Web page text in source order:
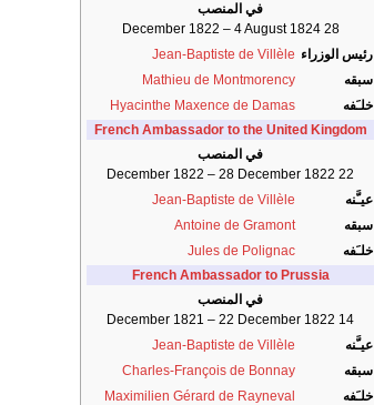
في المنصب
28 December 1822 – 4 August 1824
رئيس الوزراء Jean-Baptiste de Villèle
سبقه
Mathieu de Montmorency
خلـَفه
Hyacinthe Maxence de Damas
French Ambassador to the United Kingdom
في المنصب
22 December 1822 – 28 December 1822
عيـَّنه
Jean-Baptiste de Villèle
سبقه
Antoine de Gramont
خلـَفه
Jules de Polignac
French Ambassador to Prussia
في المنصب
14 December 1821 – 22 December 1822
عيـَّنه
Jean-Baptiste de Villèle
سبقه
Charles-François de Bonnay
خلـَفه
Maximilien Gérard de Rayneval